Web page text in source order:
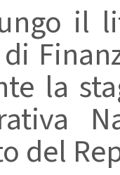
il
la
del